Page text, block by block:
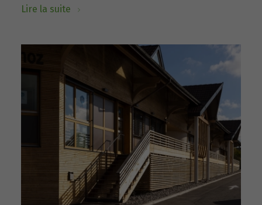
Lire la suite